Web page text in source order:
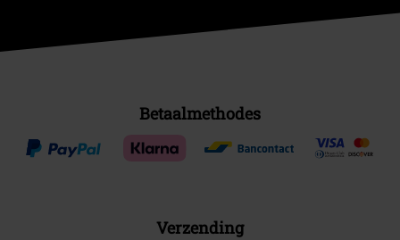
Betaalmethodes
Verzending